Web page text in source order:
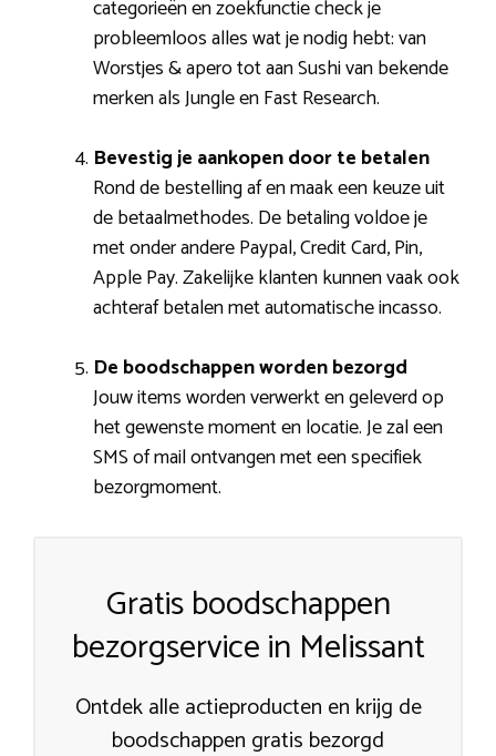
categorieën en zoekfunctie check je
probleemloos alles wat je nodig hebt: van
Worstjes & apero tot aan Sushi van bekende
merken als Jungle en Fast Research.
Bevestig je aankopen door te betalen
Rond de bestelling af en maak een keuze uit
de betaalmethodes. De betaling voldoe je
met onder andere Paypal, Credit Card, Pin,
Apple Pay. Zakelijke klanten kunnen vaak ook
achteraf betalen met automatische incasso.
De boodschappen worden bezorgd
Jouw items worden verwerkt en geleverd op
het gewenste moment en locatie. Je zal een
SMS of mail ontvangen met een specifiek
bezorgmoment.
Gratis boodschappen
bezorgservice in Melissant
Ontdek alle actieproducten en krijg de
boodschappen gratis bezorgd